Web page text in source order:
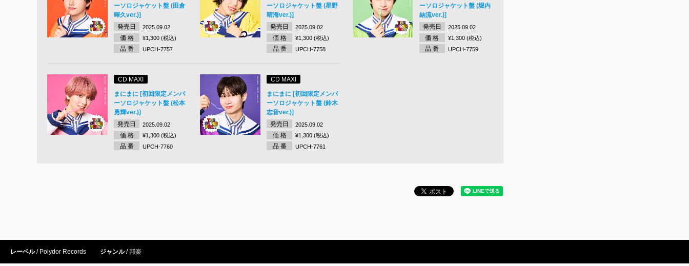
ーソロジャケット盤 (田倉
暉久ver.)]
発売日
2025.09.02
価 格 ¥1,300 (税込)
品 番 UPCH-7757
ーソロジャケット盤 (星野
晴海ver.)]
発売日
2025.09.02
価 格 ¥1,300 (税込)
品 番 UPCH-7758
ーソロジャケット盤 (堀内
結流ver.)]
発売日
2025.09.02
価 格 ¥1,300 (税込)
品 番 UPCH-7759
CD MAXI
まにまに [初回限定メンバ
ーソロジャケット盤 (松本
勇輝ver.)]
発売日
2025.09.02
価 格 ¥1,300 (税込)
品 番 UPCH-7760
CD MAXI
まにまに [初回限定メンバ
ーソロジャケット盤 (鈴木
志音ver.)]
発売日
2025.09.02
価 格 ¥1,300 (税込)
品 番 UPCH-7761
レーベル Polydor Records ジャンル 邦楽